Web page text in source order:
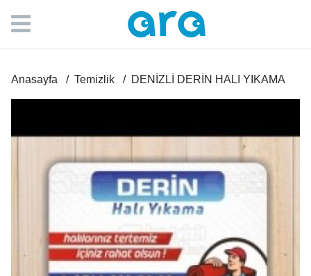
Anasayfa Temizlik DENİZLİ DERİN HALI YIKAMA